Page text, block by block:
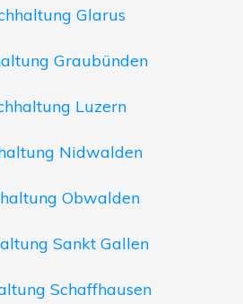
Glarus
Graubünden
Luzern
Nidwalden
Obwalden
Sankt Gallen
Schaffhausen